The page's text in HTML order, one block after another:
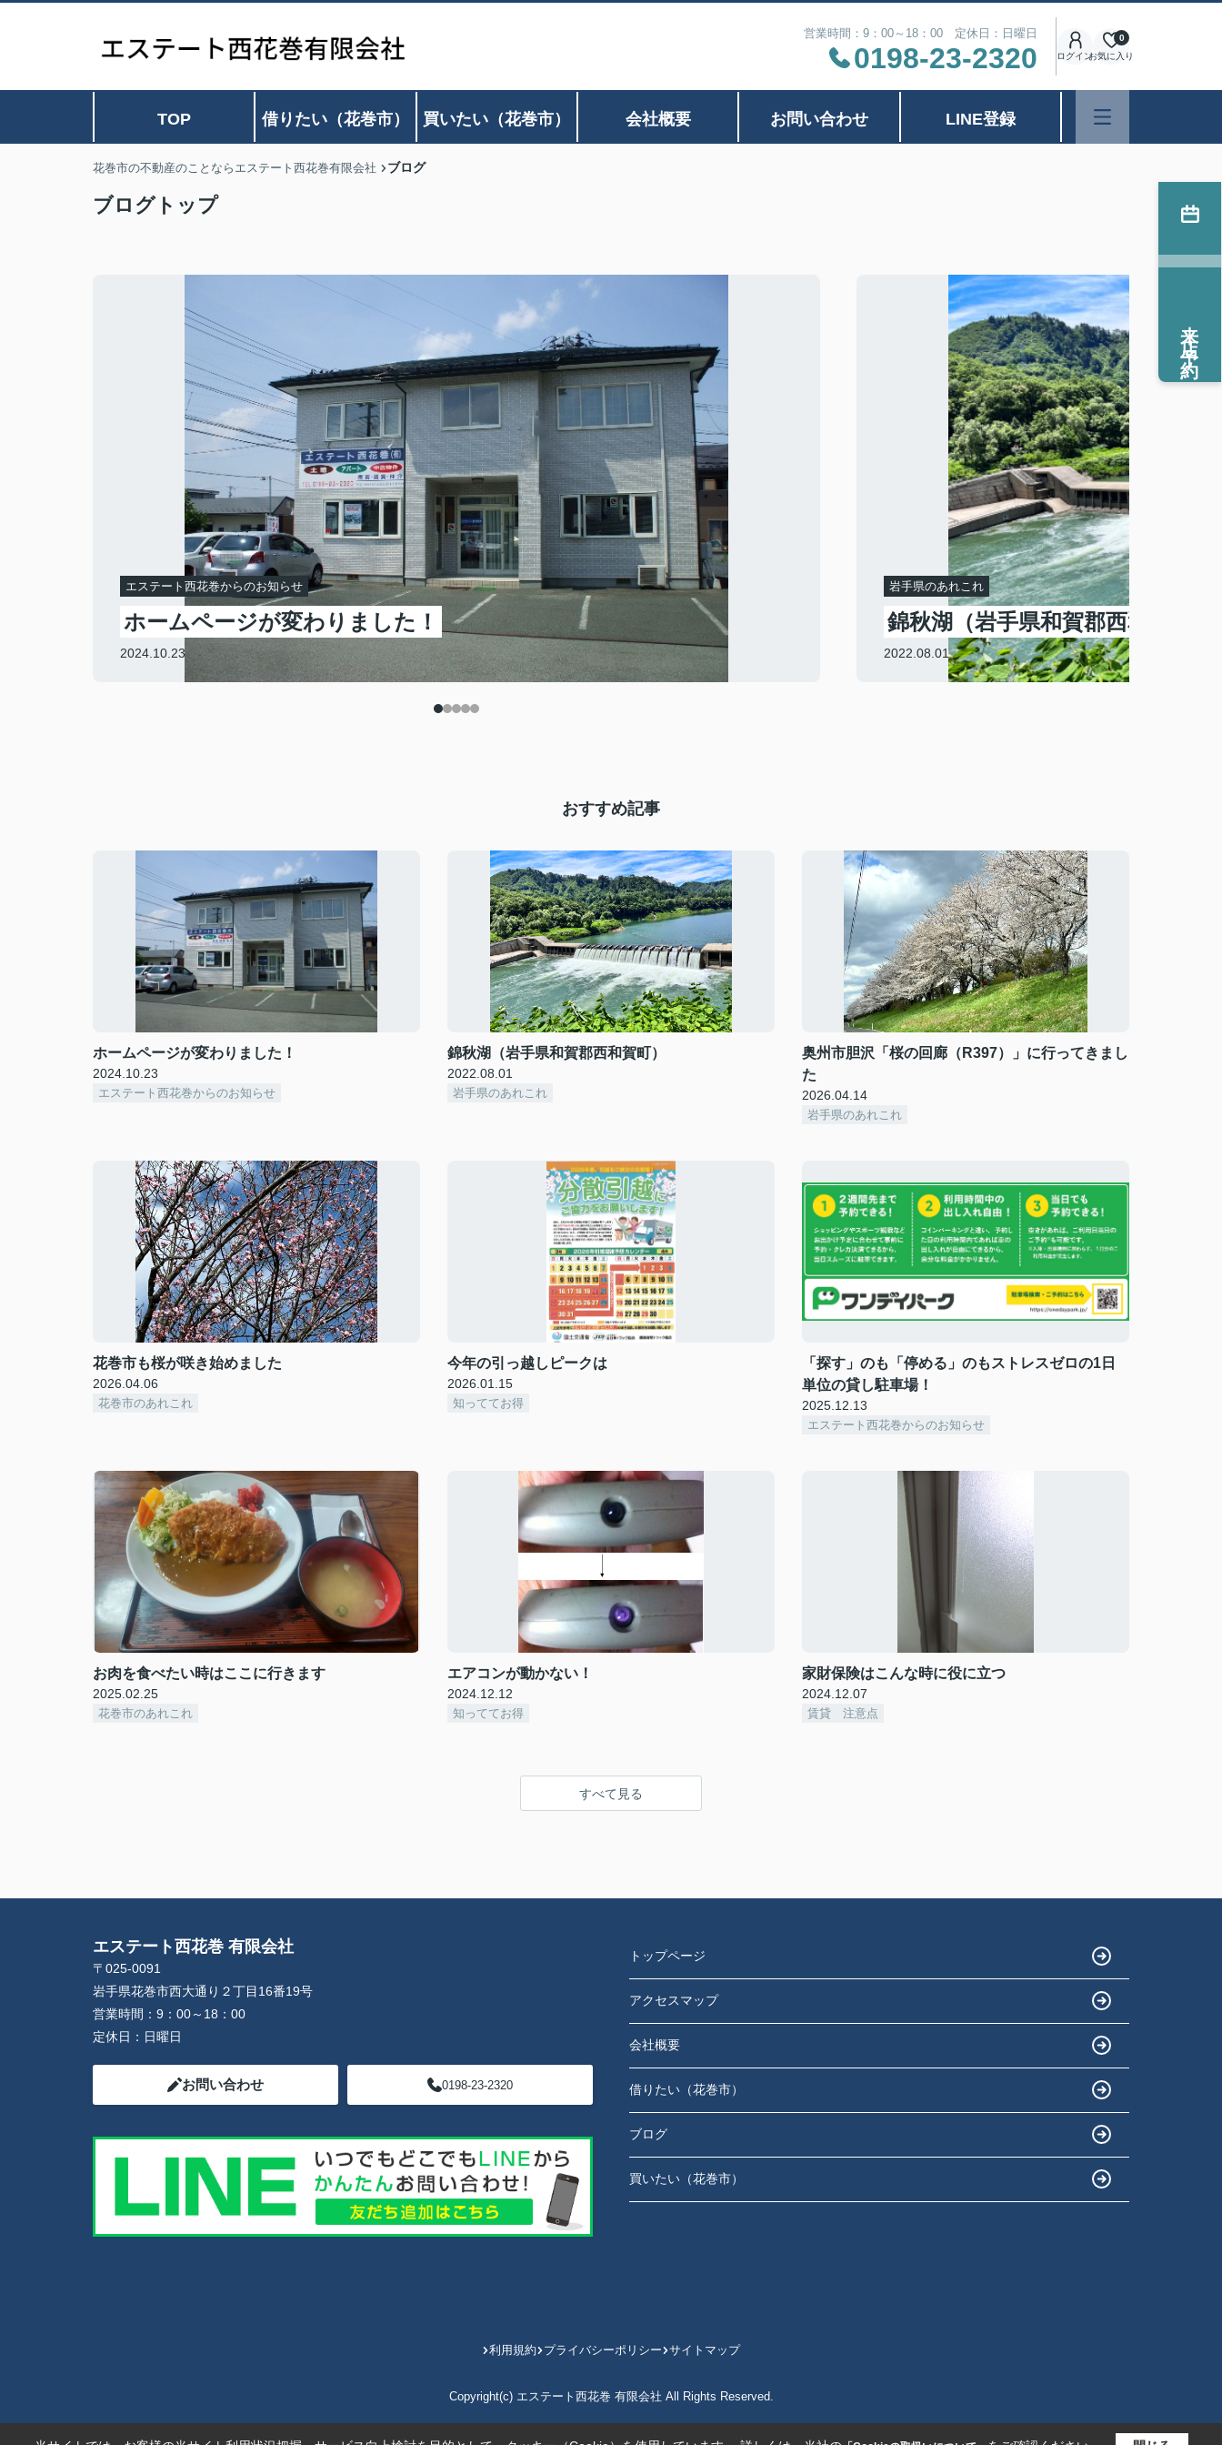
営業時間：9：00～18：00 定休日：日曜日
0198-23-2320 ログインお気に入り
0
TOP 借りたい（花巻市） 買いたい（花巻市） 会社概要 お問い合わせ LINE登録
花巻市の不動産のことならエステート西花巻有限会社 ブログ
ブログトップ
エステート西花巻からのお知らせ
ホームページが変わりました！
2024.10.23
岩手県のあれこれ
錦秋湖（岩手県和賀郡西和賀町）
2022.08.01
おすすめ記事
ホームページが変わりました！
2024.10.23
エステート西花巻からのお知らせ
錦秋湖（岩手県和賀郡西和賀町）
2022.08.01
岩手県のあれこれ
奥州市胆沢「桜の回廊（R397）」に行ってきまし
た
2026.04.14
岩手県のあれこれ
花巻市も桜が咲き始めました
2026.04.06
花巻市のあれこれ
今年の引っ越しピークは
2026.01.15
知っててお得
「探す」のも「停める」のもストレスゼロの1日
単位の貸し駐車場！
2025.12.13
エステート西花巻からのお知らせ
お肉を食べたい時はここに行きます
2025.02.25
花巻市のあれこれ
エアコンが動かない！
2024.12.12
知っててお得
家財保険はこんな時に役に立つ
2024.12.07
賃貸 注意点
すべて見る
来店予約
エステート西花巻 有限会社
〒025-0091
岩手県花巻市西大通り２丁目16番19号
営業時間： 9：00～18：00
定休日： 日曜日
お問い合わせ 0198-23-2320
トップページ
アクセスマップ
会社概要
借りたい（花巻市）
ブログ
買いたい（花巻市）
利用規約 プライバシーポリシー サイトマップ
Copyright(c) エステート西花巻 有限会社 All Rights Reserved.